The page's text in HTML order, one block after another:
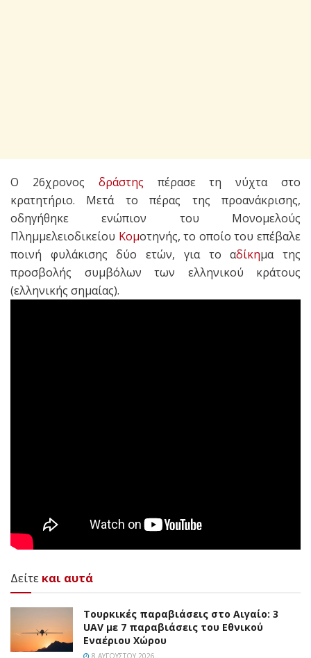
Ο 26χρονος δράστης πέρασε τη νύχτα στο
κρατητήριο. Μετά το πέρας της προανάκρισης,
οδηγήθηκε ενώπιον του Μονομελούς
Πλημμελειοδικείου Κομοτηνής, το οποίο του επέβαλε
ποινή φυλάκισης δύο ετών, για το αδίκημα της
προσβολής συμβόλων των ελληνικού κράτους
(ελληνικής σημαίας).
Δείτε και αυτά
Τουρκικές παραβιάσεις στο Αιγαίο: 3
UAV με 7 παραβιάσεις του Εθνικού
Εναέριου Χώρου
8 ΑΥΓΟΎΣΤΟΥ 2026